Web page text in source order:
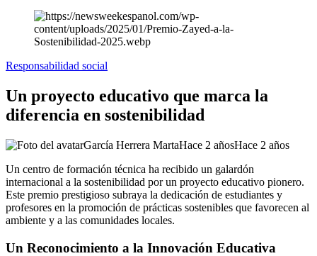
Responsabilidad social
Un proyecto educativo que marca la
diferencia en sostenibilidad
García Herrera MartaHace 2 añosHace 2 años
Un centro de formación técnica ha recibido un galardón
internacional a la sostenibilidad por un proyecto educativo pionero.
Este premio prestigioso subraya la dedicación de estudiantes y
profesores en la promoción de prácticas sostenibles que favorecen al
ambiente y a las comunidades locales.
Un Reconocimiento a la Innovación Educativa